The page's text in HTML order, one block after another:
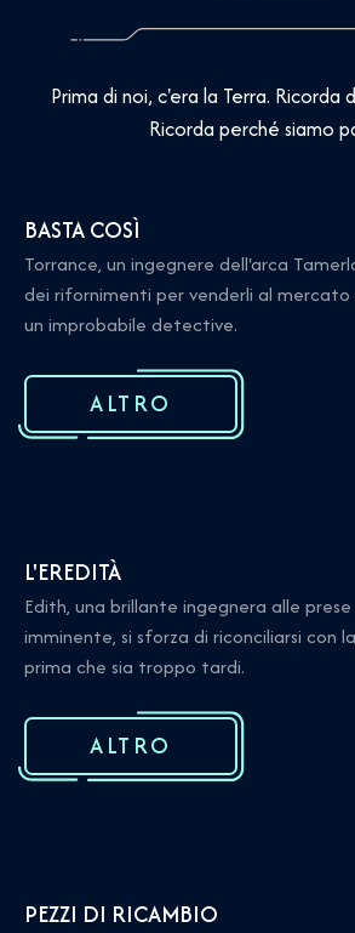
Prima di noi, c'era la Terra. Ricorda
Ricorda perché siamo
BASTA COSÌ
Torrance, un ingegnere dell'arca
dei rifornimenti per venderli al
un improbabile detective.
ALTRO
L'EREDITÀ
Edith, una brillante ingegnera alle
imminente, si sforza di riconciliarsi con
prima che sia troppo tardi.
ALTRO
PEZZI DI RICAMBIO